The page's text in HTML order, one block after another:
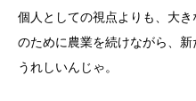
個人としての視点よりも、大
のために農業を続けながら、
うれしいんじゃ。